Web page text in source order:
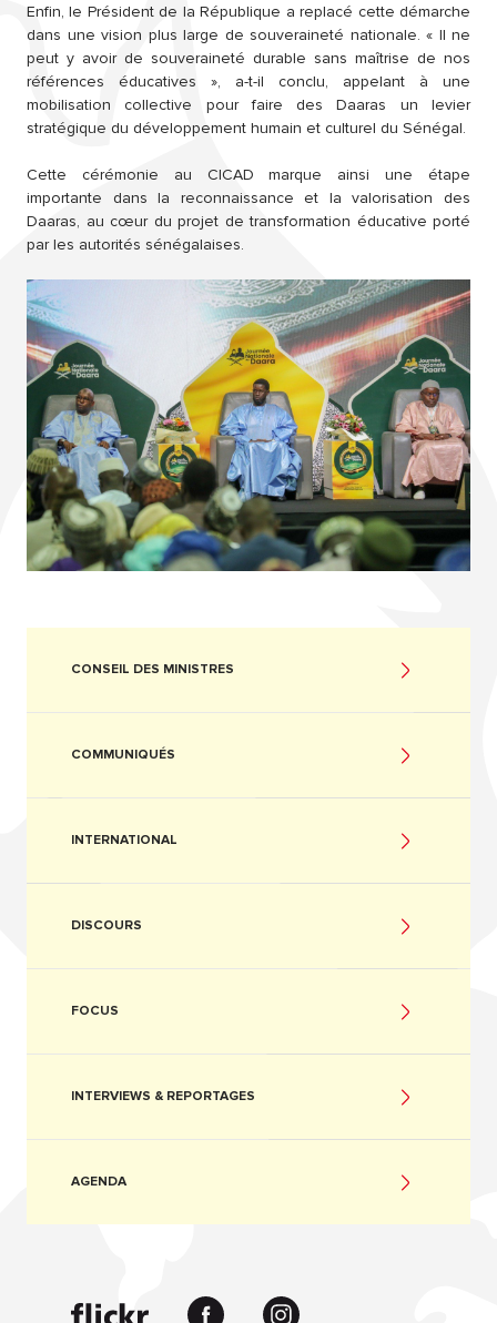
Enfin, le Président de la République a replacé cette démarche
dans une vision plus large de souveraineté nationale. « Il ne
peut y avoir de souveraineté durable sans maîtrise de nos
références éducatives », a-t-il conclu, appelant à une
mobilisation collective pour faire des Daaras un levier
stratégique du développement humain et culturel du Sénégal.
Cette cérémonie au CICAD marque ainsi une étape
importante dans la reconnaissance et la valorisation des
Daaras, au cœur du projet de transformation éducative porté
par les autorités sénégalaises.
CONSEIL DES MINISTRES
COMMUNIQUÉS
INTERNATIONAL
DISCOURS
FOCUS
INTERVIEWS & REPORTAGES
AGENDA